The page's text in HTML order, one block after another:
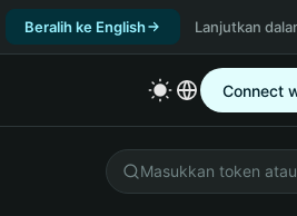
Beralih ke English Lanjutkan
Connect